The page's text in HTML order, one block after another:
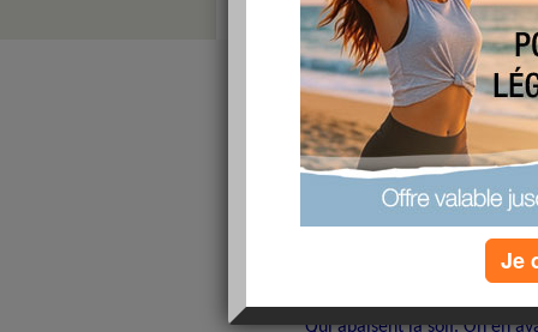
pas d ordi .. et je dois faire 140
LA GALERE......
BONNE JOURNEE A VOUS
BISOUS.........Cloclo
J42 lundi 11 février 2008
« - Bonjour, dit le
- Bonjour, dit le
Qui apaisent la soif. On en
Je